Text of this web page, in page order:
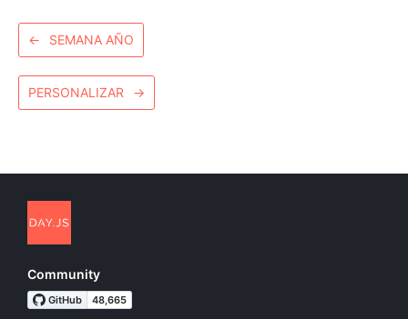
← SEMANA AÑO
PERSONALIZAR →
Community